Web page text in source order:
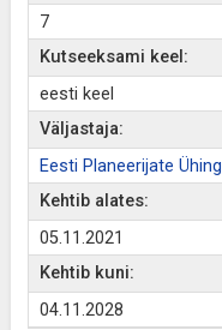
7
Kutseeksami keel:
eesti keel
Väljastaja:
Eesti Planeerijate Ühing
Kehtib alates:
05.11.2021
Kehtib kuni:
04.11.2028